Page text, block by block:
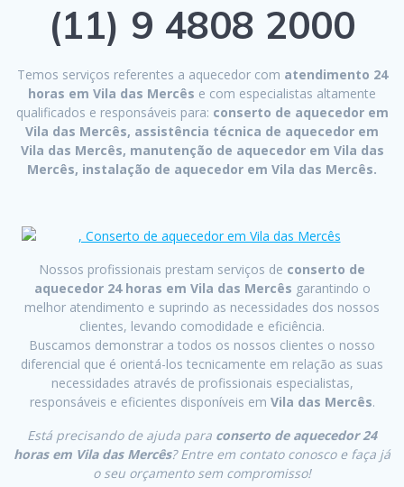
(11) 9 4808 2000
Temos serviços referentes a aquecedor com atendimento 24
horas em Vila das Mercês e com especialistas altamente
qualificados e responsáveis para: conserto de aquecedor em
Vila das Mercês, assistência técnica de aquecedor em
Vila das Mercês, manutenção de aquecedor em Vila das
Mercês, instalação de aquecedor em Vila das Mercês.
Nossos profissionais prestam serviços de conserto de
aquecedor 24 horas em Vila das Mercês garantindo o
melhor atendimento e suprindo as necessidades dos nossos
clientes, levando comodidade e eficiência.
Buscamos demonstrar a todos os nossos clientes o nosso
diferencial que é orientá-los tecnicamente em relação as suas
necessidades através de profissionais especialistas,
responsáveis e eficientes disponíveis em Vila das Mercês.
Está precisando de ajuda para conserto de aquecedor 24
horas em Vila das Mercês? Entre em contato conosco e faça já
o seu orçamento sem compromisso!